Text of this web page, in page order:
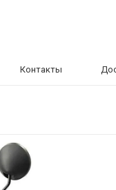
Контакты